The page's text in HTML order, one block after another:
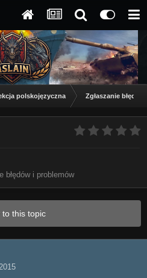
polskojęzyczna Zgłaszanie
błędów i problemów
to this topic